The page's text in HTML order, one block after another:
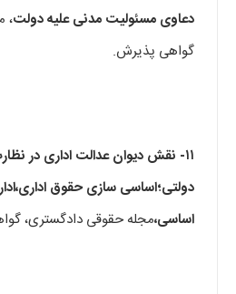
دعاوی مسئولیت مدنی علیه دولت،
گواهی پذیرش.
۱۱- نقش دیوان عدالت اداری در
دولتی؛اساسی سازی حقوق
اساسی،مجله حقوقی دادگستری،